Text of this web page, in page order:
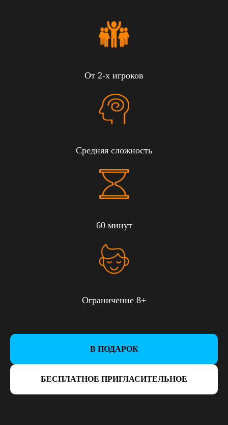
От 2-х игроков
Средняя сложность
60 минут
Ограничение 8+
В ПОДАРОК
БЕСПЛАТНОЕ ПРИГЛАСИТЕЛЬНОЕ